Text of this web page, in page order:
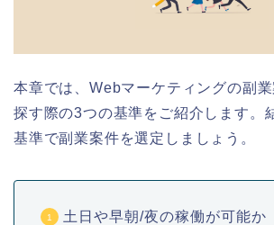
本章では、Webマーケティングの副業
探す際の3つの基準をご紹介します。
基準で副業案件を選定しましょう。
土日や早朝/夜の稼働が可能か